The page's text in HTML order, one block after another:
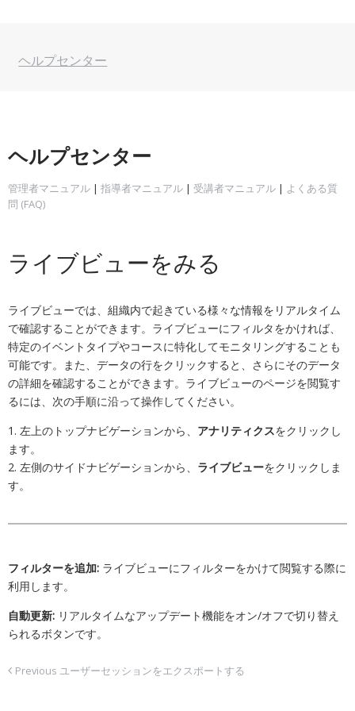
ヘルプセンター
ヘルプセンター
管理者マニュアル | 指導者マニュアル | 受講者マニュアル | よくある質
問 (FAQ)
ライブビューをみる
ライブビューでは、組織内で起きている様々な情報をリアルタイム
で確認することができます。ライブビューにフィルタをかければ、
特定のイベントタイプやコースに特化してモニタリングすることも
可能です。また、データの行をクリックすると、さらにそのデータ
の詳細を確認することができます。ライブビューのページを閲覧す
るには、次の手順に沿って操作してください。
1. 左上のトップナビゲーションから、 アナリティクスをクリックし
ます。
2. 左側のサイドナビゲーションから、 ライブビューをクリックしま
す。
フィルターを追加: ライブビューにフィルターをかけて閲覧する際に
利用します。
自動更新: リアルタイムなアップデート機能をオン/オフで切り替え
られるボタンです。
Previous ユーザーセッションをエクスポートする